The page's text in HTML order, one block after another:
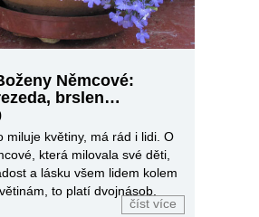
Němcové:
brslen…
miluje květiny, má rád i lidi. O
která milovala své děti,
a lásku všem lidem kolem
to platí dvojnásob.
číst více